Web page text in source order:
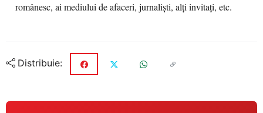
românesc, ai mediului de afaceri, jurnaliști, alți invitați, etc.
Distribuie: